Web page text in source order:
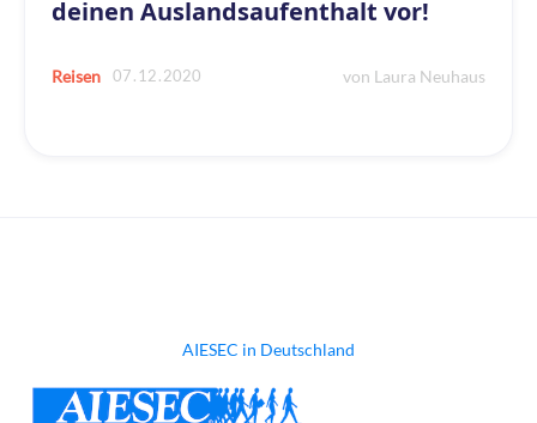
deinen Auslandsaufenthalt vor!
Reisen 07.12.2020 von Laura Neuhaus
AIESEC in Deutschland